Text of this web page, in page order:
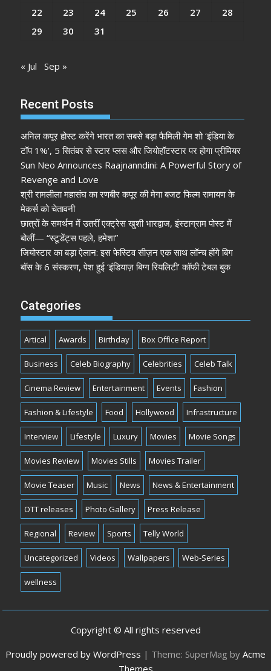
22
23 24 25 26 27
28
29
30 31
« Jul Sep »
Recent Posts
अनिल कपूर होस्ट करेंगे भारत का सबसे बड़ा फैमिली गेम शो ‘इंडिया के
टॉप 1%’, 5 सितंबर से स्टार प्लस और जियोहॉटस्टार पर होगा प्रीमियर
Sun Neo Announces Raajnanndini: A Powerful Story of
Revenge and Love
श्री रामलीला महासंघ का रणबीर कपूर की मेगा बजट फिल्म रामायण के
मेकर्स को चेतावनी
छात्रों के समर्थन में उतरीं एक्ट्रेस खुशी भारद्वाज, इंस्टाग्राम पोस्ट में
बोलीं— “स्टूडेंट्स पहले, हमेशा”
जियोस्टार का बड़ा ऐलान: इस फेस्टिव सीज़न एक साथ लॉन्च होंगे बिग
बॉस के 6 संस्करण, पेश हुई ‘इंडियाज़ बिग्ग रियलिटी’ कॉफी टेबल बुक
Categories
Artical Awards Birthday Box Office Report
Business Celeb Biography Celebrities Celeb Talk
Cinema Review Entertainment Events Fashion
Fashion & Lifestyle Food Hollywood Infrastructure
Interview Lifestyle Luxury Movies Movie Songs
Movies Review Movies Stills Movies Trailer
Movie Teaser Music News News & Entertainment
OTT releases Photo Gallery Press Release
Regional Review Sports Telly World
Uncategorized Videos Wallpapers Web-Series
wellness
Copyright © All rights reserved
Proudly powered by WordPress | Theme: SuperMag by Acme